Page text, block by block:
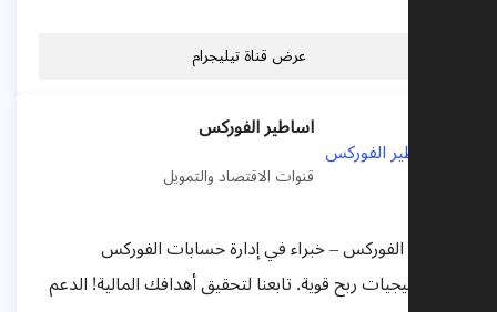
عرض قناة تيليجرام
اساطير الفوركس
قنوات الاقتصاد والتمويل
أساطير الفوركس – خبراء في إدارة حسابات الفوركس
واستراتيجيات ربح قوية. تابعنا لتحقيق أهدافك المالية! الدعم